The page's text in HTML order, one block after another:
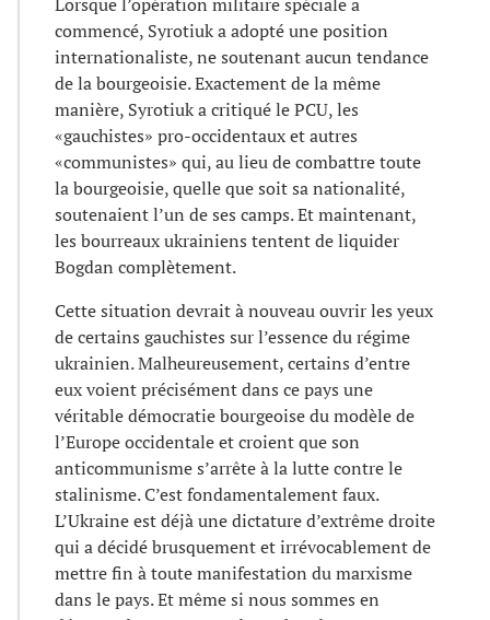
commencé, Syrotiuk a adopté une position
internationaliste, ne soutenant aucun tendance
de la bourgeoisie. Exactement de la même
manière, Syrotiuk a critiqué le PCU, les
«gauchistes» pro-occidentaux et autres
«communistes» qui, au lieu de combattre toute
la bourgeoisie, quelle que soit sa nationalité,
soutenaient l’un de ses camps. Et maintenant,
les bourreaux ukrainiens tentent de liquider
Bogdan complètement.
Cette situation devrait à nouveau ouvrir les yeux
de certains gauchistes sur l’essence du régime
ukrainien. Malheureusement, certains d’entre
eux voient précisément dans ce pays une
véritable démocratie bourgeoise du modèle de
l’Europe occidentale et croient que son
anticommunisme s’arrête à la lutte contre le
stalinisme. C’est fondamentalement faux.
L’Ukraine est déjà une dictature d’extrême droite
qui a décidé brusquement et irrévocablement de
mettre fin à toute manifestation du marxisme
dans le pays. Et même si nous sommes en